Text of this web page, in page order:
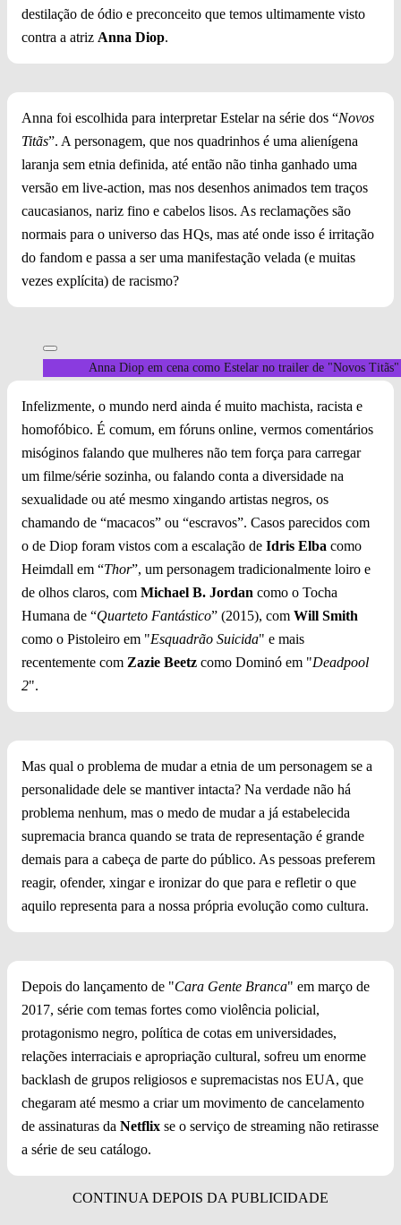
destilação de ódio e preconceito que temos ultimamente visto
contra a atriz Anna Diop.
Anna foi escolhida para interpretar Estelar na série dos “Novos
Titãs”. A personagem, que nos quadrinhos é uma alienígena
laranja sem etnia definida, até então não tinha ganhado uma
versão em live-action, mas nos desenhos animados tem traços
caucasianos, nariz fino e cabelos lisos. As reclamações são
normais para o universo das HQs, mas até onde isso é irritação
do fandom e passa a ser uma manifestação velada (e muitas
vezes explícita) de racismo?
Anna Diop em cena como Estelar no trailer de "Novos Titãs"
Infelizmente, o mundo nerd ainda é muito machista, racista e
homofóbico. É comum, em fóruns online, vermos comentários
misóginos falando que mulheres não tem força para carregar
um filme/série sozinha, ou falando conta a diversidade na
sexualidade ou até mesmo xingando artistas negros, os
chamando de “macacos” ou “escravos”. Casos parecidos com
o de Diop foram vistos com a escalação de Idris Elba como
Heimdall em “Thor”, um personagem tradicionalmente loiro e
de olhos claros, com Michael B. Jordan como o Tocha
Humana de “Quarteto Fantástico” (2015), com Will Smith
como o Pistoleiro em "Esquadrão Suicida" e mais
recentemente com Zazie Beetz como Dominó em "Deadpool
2".
Mas qual o problema de mudar a etnia de um personagem se a
personalidade dele se mantiver intacta? Na verdade não há
problema nenhum, mas o medo de mudar a já estabelecida
supremacia branca quando se trata de representação é grande
demais para a cabeça de parte do público. As pessoas preferem
reagir, ofender, xingar e ironizar do que para e refletir o que
aquilo representa para a nossa própria evolução como cultura.
Depois do lançamento de "Cara Gente Branca" em março de
2017, série com temas fortes como violência policial,
protagonismo negro, política de cotas em universidades,
relações interraciais e apropriação cultural, sofreu um enorme
backlash de grupos religiosos e supremacistas nos EUA, que
chegaram até mesmo a criar um movimento de cancelamento
de assinaturas da Netflix se o serviço de streaming não retirasse
a série de seu catálogo.